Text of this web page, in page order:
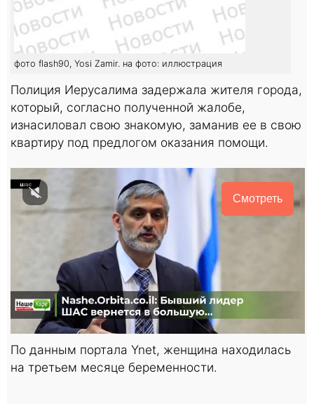
фото flash90, Yosi Zamir. на фото: иллюстрация
Полиция Иерусалима задержала жителя города,
который, согласно полученной жалобе,
изнасиловал свою знакомую, заманив ее в свою
квартиру под предлогом оказания помощи.
Смотреть
По данным портала Ynet, женщина находилась
на третьем месяце беременности.